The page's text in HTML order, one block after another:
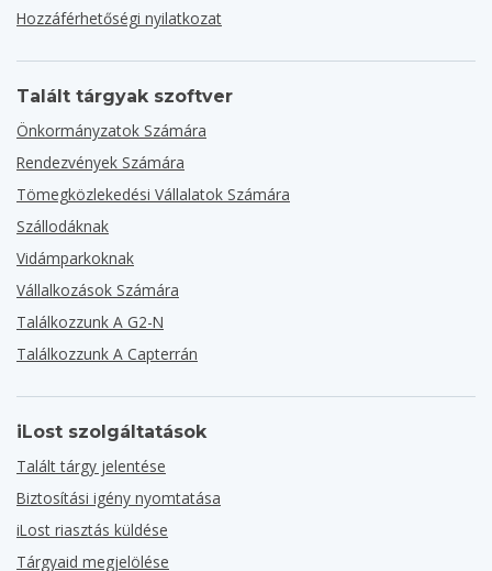
Hozzáférhetőségi nyilatkozat
Talált tárgyak szoftver
Önkormányzatok Számára
Rendezvények Számára
Tömegközlekedési Vállalatok Számára
Szállodáknak
Vidámparkoknak
Vállalkozások Számára
Találkozzunk A G2-N
Találkozzunk A Capterrán
iLost szolgáltatások
Talált tárgy jelentése
Biztosítási igény nyomtatása
iLost riasztás küldése
Tárgyaid megjelölése